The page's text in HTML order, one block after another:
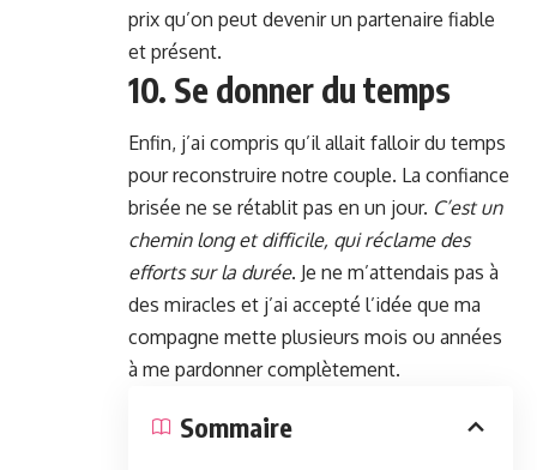
prix qu’on peut devenir un partenaire fiable
et présent.
10. Se donner du temps
Enfin, j’ai compris qu’il allait falloir du temps
pour reconstruire notre couple. La confiance
brisée ne se rétablit pas en un jour. C’est un
chemin long et difficile, qui réclame des
efforts sur la durée. Je ne m’attendais pas à
des miracles et j’ai accepté l’idée que ma
compagne mette plusieurs mois ou années
à me pardonner complètement.
Sommaire